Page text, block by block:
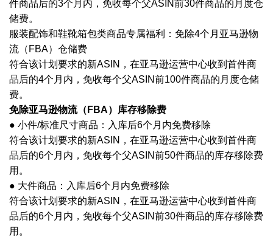
件商品后的3个月内，免收每个父ASIN前30件商品的月度仓
储费。
服装配饰和鞋靴箱包类商品专属福利：免除4个月亚马逊物
流（FBA）仓储费
符合该计划要求的新ASIN，在亚马逊运营中心收到首件商
品后的4个月内，免收每个父ASIN前100件商品的月度仓储
费。
免除亚马逊物流（ FBA）库存移除费
● 小件/标准尺寸商品：入库后6个月内免费移除
符合该计划要求的新ASIN，在亚马逊运营中心收到首件商
品后的6个月内，免收每个父ASIN前50件商品的库存移除费
用。
● 大件商品：入库后6个月内免费移除
符合该计划要求的新ASIN，在亚马逊运营中心收到首件商
品后的6个月内，免收每个父ASIN前30件商品的库存移除费
用。